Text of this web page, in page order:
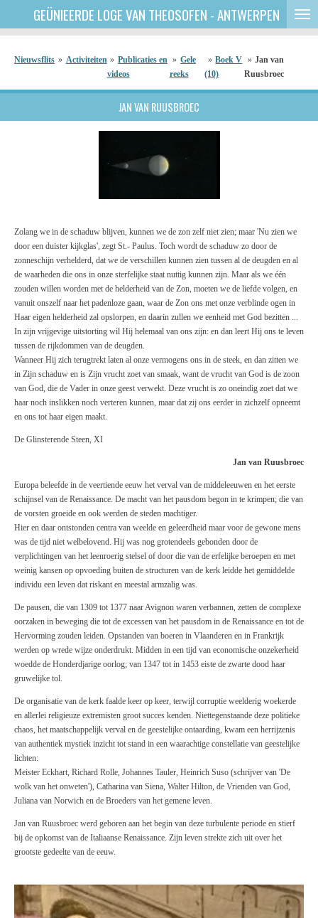
direct
de
GEÜNIEERDE LOGE VAN THEOSOFEN - ANTWERPEN
Nieuwsflits » Activiteiten » Publicaties en
videos
» Gele
reeks
» Boek V
(10)
» Jan van
Ruusbroec
JAN VAN RUUSBROEC
Zolang we in de schaduw blijven, kunnen we de zon zelf niet zien; maar 'Nu zien we
door een duister kijkglas', zegt St.- Paulus. Toch wordt de schaduw zo door de
zonneschijn verhelderd, dat we de verschillen kunnen zien tussen al de deugden en al
de waarheden die ons in onze sterfelijke staat nuttig kunnen zijn. Maar als we één
zouden willen worden met de helderheid van de Zon, moeten we de liefde volgen, en
vanuit onszelf naar het padenloze gaan, waar de Zon ons met onze verblinde ogen in
Haar eigen helderheid zal opslorpen, en daarin zullen we eenheid met God bezitten ...
In zijn vrijgevige uitstorting wil Hij helemaal van ons zijn: en dan leert Hij ons te leven
tussen de rijkdommen van de deugden.
Wanneer Hij zich terugtrekt laten al onze vermogens ons in de steek, en dan zitten we
in Zijn schaduw en is Zijn vrucht zoet van smaak, want de vrucht van God is de zoon
van God, die de Vader in onze geest verwekt. Deze vrucht is zo oneindig zoet dat we
haar noch inslikken noch verteren kunnen, maar dat zij ons eerder in zichzelf opneemt
en ons tot haar eigen maakt.
De Glinsterende Steen, XI
Jan van Ruusbroec
Europa beleefde in de veertiende eeuw het verval van de middeleeuwen en het eerste
schijnsel van de Renaissance. De macht van het pausdom begon in te krimpen; die van
de vorsten groeide en ook werden de steden machtiger.
Hier en daar ontstonden centra van weelde en geleerdheid maar voor de gewone mens
was de tijd niet welbelovend. Hij was nog grotendeels gebonden door de
verplichtingen van het leenroerig stelsel of door die van de erfelijke beroepen en met
weinig kansen op opvoeding buiten de structuren van de kerk leidde het gemiddelde
individu een leven dat riskant en meestal armzalig was.
De pausen, die van 1309 tot 1377 naar Avignon waren verbannen, zetten de complexe
oorzaken in beweging die tot de excessen van het pausdom in de Renaissance en tot de
Hervorming zouden leiden. Opstanden van boeren in Vlaanderen en in Frankrijk
werden op wrede wijze onderdrukt. Midden in een tijd van economische onzekerheid
woedde de Honderdjarige oorlog; van 1347 tot in 1453 eiste de zwarte dood haar
gruwelijke tol.
De organisatie van de kerk faalde keer op keer, terwijl corruptie weelderig woekerde
en allerlei religieuze extremisten groot succes kenden. Niettegenstaande deze politieke
chaos, het maatschappelijk verval en de geestelijke ontaarding, kwam een herrijzenis
van authentiek mystiek inzicht tot stand in een waarachtige constellatie van geestelijke
lichten:
Meister Eckhart, Richard Rolle, Johannes Tauler, Heinrich Suso (schrijver van 'De
wolk van het onweten'), Catharina van Siena, Walter Hilton, de Vrienden van God,
Juliana van Norwich en de Broeders van het gemene leven.
Jan van Ruusbroec werd geboren aan het begin van deze turbulente periode en stierf
bij de opkomst van de Italiaanse Renaissance. Zijn leven strekte zich uit over het
grootste gedeelte van de eeuw.